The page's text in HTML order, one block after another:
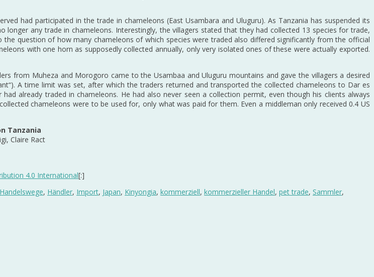
had participated in the trade in chameleons (East Usambara and Uluguru). As Tanzania has suspended its
any trade in chameleons. Interestingly, the villagers stated that they had collected 13 species for trade,
question of how many chameleons of which species were traded also differed significantly from the official
with one horn as supposedly collected annually, only very isolated ones of these were actually exported.
from Muheza and Morogoro came to the Usambaa and Uluguru mountains and gave the villagers a desired
A time limit was set, after which the traders returned and transported the collected chameleons to Dar es
already traded in chameleons. He had also never seen a collection permit, even though his clients always
chameleons were to be used for, only what was paid for them. Even a middleman only received 0.4 US
Tanzania
Claire Ract
4.0 International[:]
Handelswege, Händler, Import, Japan, Kinyongia, kommerziell, kommerzieller Handel, pet trade, Sammler,